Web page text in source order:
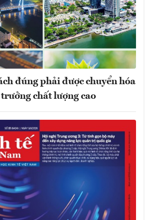
đúng phải được chuyển hóa
chất lượng cao